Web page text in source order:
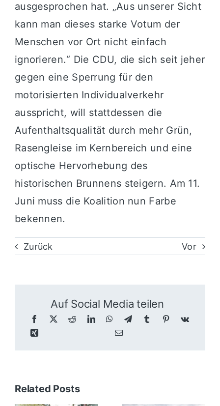
ausgesprochen hat. „Aus unserer Sicht
kann man dieses starke Votum der
Menschen vor Ort nicht einfach
ignorieren.“ Die CDU, die sich seit jeher
gegen eine Sperrung für den
motorisierten Individualverkehr
ausspricht, will stattdessen die
Aufenthaltsqualität durch mehr Grün,
Rasengleise im Kernbereich und eine
optische Hervorhebung des
historischen Brunnens steigern. Am 11.
Juni muss die Koalition nun Farbe
bekennen.
Zurück Vor
Auf Social Media teilen
Related Posts